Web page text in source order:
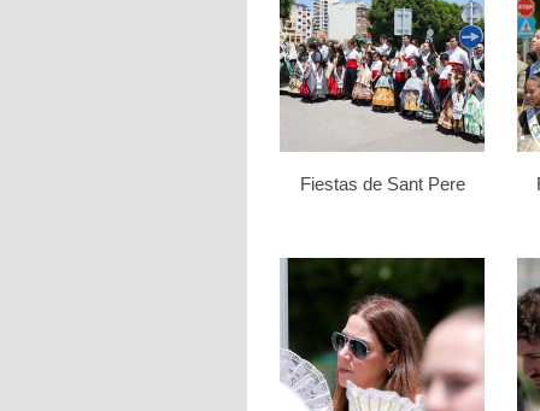
Fiestas de Sant Pere